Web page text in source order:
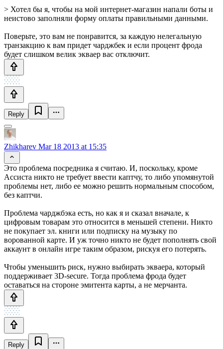
> Хотел бы я, чтобы на мой интернет-магазин напали боты и
неистово заполняли форму оплаты правильными данными.
Поверьте, это вам не понравится, за каждую нелегальную
транзакцию к вам придет чарджбек и если процент фрода
будет слишком велик экваер вас отключит.
Reply
Zhikharev Mar 18 2013 at 15:35
Это проблема посредника я считаю. И, поскольку, кроме
Ассиста никто не требует ввести каптчу, то либо упомянутой
проблемы нет, либо ее можно решить нормальным способом,
без каптчи.
Проблема чарджбэка есть, но как я и сказал вначале, к
цифровым товарам это относится в меньшей степени. Никто
не покупает эл. книги или подписку на музыку по
ворованной карте. И уж точно никто не будет пополнять свой
аккаунт в онлайн игре таким образом, рискуя его потерять.
Чтобы уменьшить риск, нужно выбирать экваера, который
поддерживает 3D-secure. Тогда проблема фрода будет
оставаться на стороне эмитента карты, а не мерчанта.
Reply